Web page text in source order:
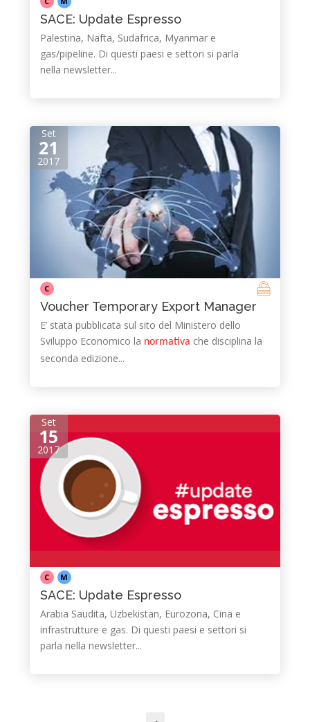
SACE: Update Espresso
Palestina, Nafta, Sudafrica, Myanmar e
gas/pipeline. Di questi paesi e settori si parla
nella newsletter...
Set
21
2017
C
Voucher Temporary Export Manager
E’ stata pubblicata sul sito del Ministero dello
Sviluppo Economico la normativa che disciplina la
seconda edizione...
Set
15
2017
C M
SACE: Update Espresso
Arabia Saudita, Uzbekistan, Eurozona, Cina e
infrastrutture e gas. Di questi paesi e settori si
parla nella newsletter...